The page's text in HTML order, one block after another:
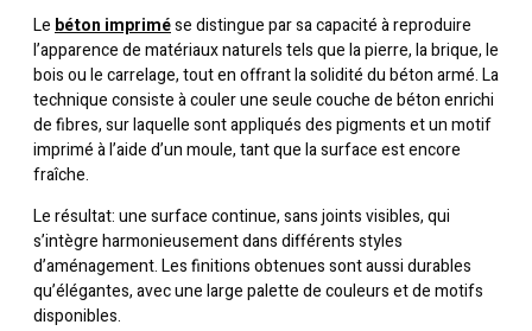
Le béton imprimése distingue par sa capacité à reproduire
l’apparence de matériaux naturels tels que la pierre, la brique, le
bois ou le carrelage, tout en offrant la solidité du béton armé. La
technique consiste à couler une seule couche de béton enrichi
de fibres, sur laquelle sont appliqués des pigments et un motif
imprimé à l’aide d’un moule, tant que la surface est encore
fraîche.
Le résultat: une surface continue, sans joints visibles, qui
s’intègre harmonieusement dans différents styles
d’aménagement. Les finitions obtenues sont aussi durables
qu’élégantes, avec une large palette de couleurs et de motifs
disponibles.